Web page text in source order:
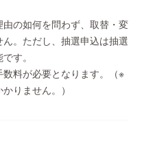
の如何を問わず、取替・変
。ただし、抽選申込は抽選
す。
料が必要となります。（※
りません。）